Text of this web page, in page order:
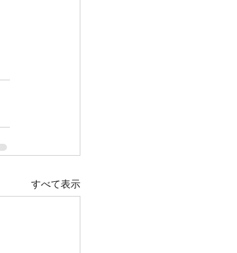
すべて表示